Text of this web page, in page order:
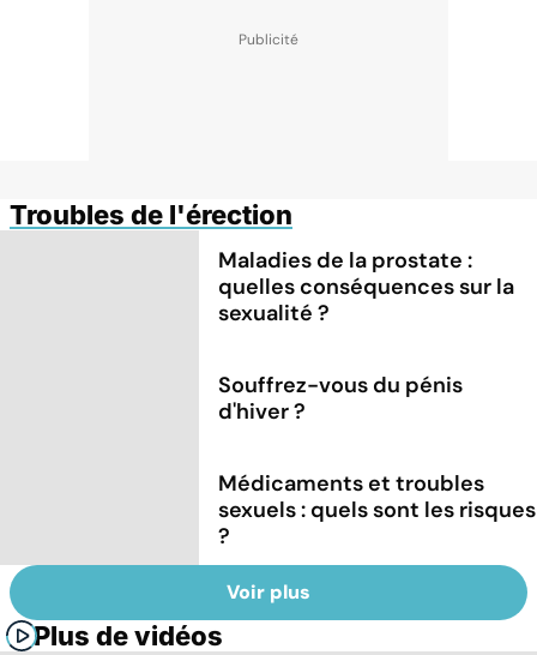
Troubles de l'érection
Maladies de la prostate :
quelles conséquences sur la
sexualité ?
Souffrez-vous du pénis
d'hiver ?
Médicaments et troubles
sexuels : quels sont les risques
?
Voir plus
Plus de vidéos